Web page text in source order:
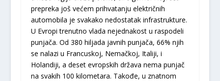
prepreka još većem prihvatanju električnih
automobila je svakako nedostatak infrastrukture.
U Evropi trenutno vlada nejednakost u raspodeli
punjača. Od 380 hiljada javnih punjača, 66% njih
se nalazi u Francuskoj, Nemačkoj, Italiji, i
Holandiji, a deset evropskih država nema punjač
na svakih 100 kilometara. Takođe, u znatnom